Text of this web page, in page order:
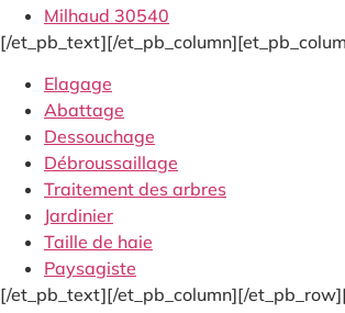
Milhaud 30540
[/et_pb_text][/
Elagage
Abattage
Dessouchage
Débroussaillage
Traitement des arbres
Jardinier
Taille de haie
Paysagiste
[/et_pb_text][/et_pb_column][/